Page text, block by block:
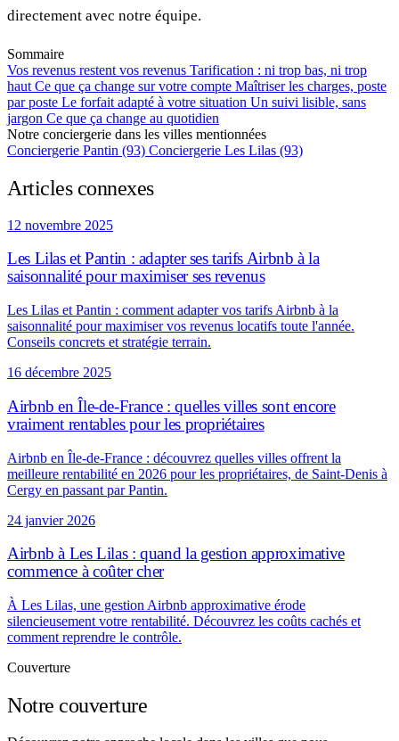
directement avec notre équipe.
Sommaire
Vos revenus restent vos revenus Tarification : ni trop bas, ni trop
haut Ce que ça change sur votre compte Maîtriser les charges, poste
par poste Le forfait adapté à votre situation Un suivi lisible, sans
jargon Ce que ça change au quotidien
Notre conciergerie dans les villes mentionnées
Conciergerie Pantin (93) Conciergerie Les Lilas (93)
Articles connexes
12 novembre 2025
Les Lilas et Pantin : adapter ses tarifs Airbnb à la
saisonnalité pour maximiser ses revenus
Les Lilas et Pantin : comment adapter vos tarifs Airbnb à la
saisonnalité pour maximiser vos revenus locatifs toute l'année.
Conseils concrets et stratégie terrain.
16 décembre 2025
Airbnb en Île-de-France : quelles villes sont encore
vraiment rentables pour les propriétaires
Airbnb en Île-de-France : découvrez quelles villes offrent la
meilleure rentabilité en 2026 pour les propriétaires, de Saint-Denis à
Cergy en passant par Pantin.
24 janvier 2026
Airbnb à Les Lilas : quand la gestion approximative
commence à coûter cher
À Les Lilas, une gestion Airbnb approximative érode
silencieusement votre rentabilité. Découvrez les coûts cachés et
comment reprendre le contrôle.
Couverture
Notre couverture